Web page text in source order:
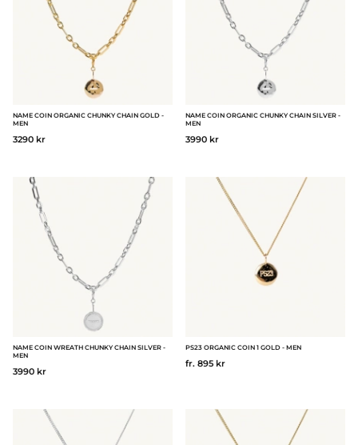
NAME COIN ORGANIC CHUNKY CHAIN GOLD -
MEN
3290 kr
NAME COIN ORGANIC CHUNKY CHAIN SILVER -
MEN
3990 kr
NAME COIN WREATH CHUNKY CHAIN SILVER -
MEN
3990 kr
PS23 ORGANIC COIN 1 GOLD - MEN
fr. 895 kr